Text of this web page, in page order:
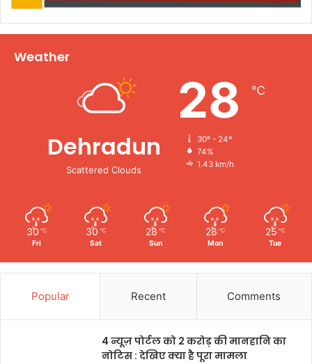
Weather
Dehradun
Scattered Clouds
28 ℃
30º - 24º
74%
1.43 km/h
30 ℃
Fri
30 ℃
Sat
28 ℃
Sun
28 ℃
Mon
25 ℃
Tue
Popular Recent Comments
4 न्यूज़ पोर्टल को 2 करोड़ की मानहानि का
नोटिस : देखिए क्या है पूरा मामला